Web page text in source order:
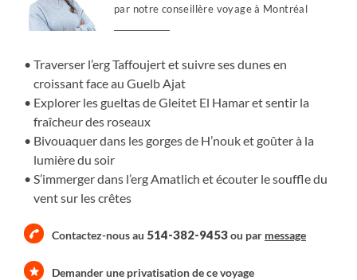
par notre conseillère voyage à Montréal
Traverser l’erg Taffoujert et suivre ses dunes en
croissant face au Guelb Ajat
Explorer les gueltas de Gleitet El Hamar et sentir la
fraîcheur des roseaux
Bivouaquer dans les gorges de H’nouk et goûter à la
lumière du soir
S’immerger dans l’erg Amatlich et écouter le souffle du
vent sur les crêtes
Contactez-nous au 514-382-9453ou par message
Demander une privatisation de ce voyage